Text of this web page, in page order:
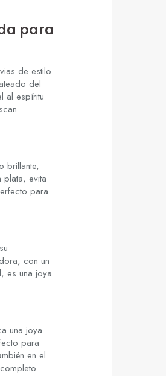
para
de estilo
del
al espíritu
brillante,
evita
para
con un
es una joya
una joya
para
en el